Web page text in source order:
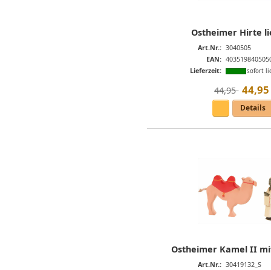
Ostheimer Hirte
Art.Nr.: 3040505
EAN:
Lieferzeit:
sofort
44,95  44,95
Details
Ostheimer Kamel II
Art.Nr.: 30419132_S